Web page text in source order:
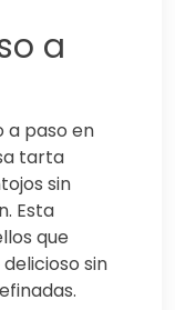
a
a paso en
tarta
sin
Esta
que
sin